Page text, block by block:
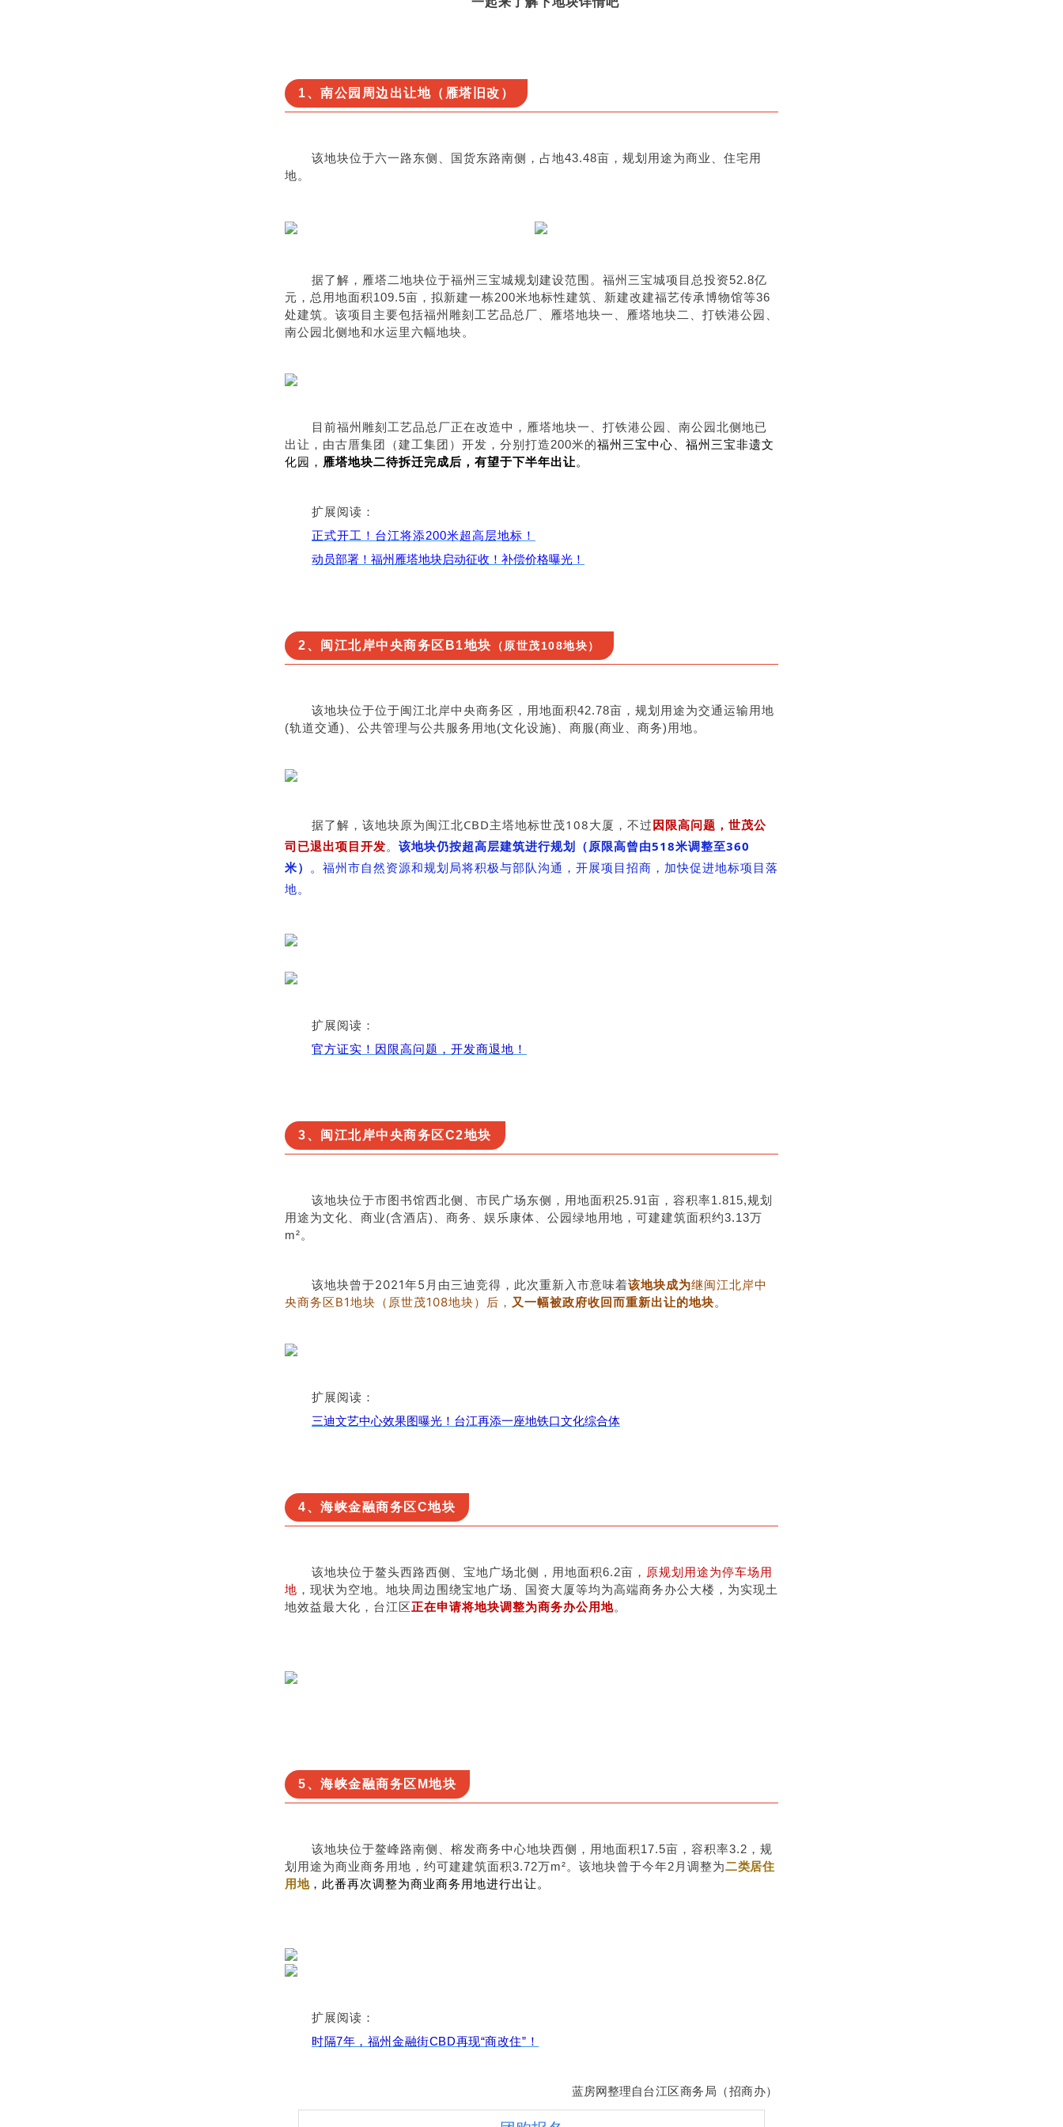
1、南公园周边出让地（雁塔旧改）
该地块位于六一路东侧、国货东路南侧，占地43.48亩，规划用途为商业、住宅用
地。
据了解，雁塔二地块位于福州三宝城规划建设范围。福州三宝城项目总投资52.8亿
元，总用地面积109.5亩，拟新建一栋200米地标性建筑、新建改建福艺传承博物馆等36
处建筑。该项目主要包括福州雕刻工艺品总厂、雁塔地块一、雁塔地块二、打铁港公园、
南公园北侧地和水运里六幅地块。
目前福州雕刻工艺品总厂正在改造中，雁塔地块一、打铁港公园、南公园北侧地已
出让，由古厝集团（建工集团）开发，分别打造200米的福州三宝中心、福州三宝非遗文
化园， 雁塔地块二待拆迁完成后，有望于下半年出让。
扩展阅读：
正式开工！台江将添200米超高层地标！
动员部署！福州雁塔地块启动征收！补偿价格曝光！
2、闽江北岸中央商务区B1地块 （原世茂108地块）
该地块位于位于闽江北岸中央商务区，用地面积42.78亩，规划用途为交通运输用地
(轨道交通)、公共管理与公共服务用地(文化设施)、商服(商业、商务)用地。
据了解，该地块原为闽江北CBD主塔地标世茂108大厦，不过因限高问题，世茂公
司已退出项目开发。 该地块仍按超高层建筑进行规划（原限高曾由518米调整至360
米） 。 福州市自然资源和规划局将积极与部队沟通，开展项目招商，加快促进地标项目落
地。
扩展阅读：
官方证实！因限高问题，开发商退地！
3、闽江北岸中央商务区C2地块
该地块位于市图书馆西北侧、市民广场东侧，用地面积25.91亩，容积率1.815,规划
用途为文化、商业(含酒店)、商务、娱乐康体、公园绿地用地，可建建筑面积约3.13万
m²。
该地块曾于2021年5月由三迪竞得，此次重新入市意味着该地块成为继闽江北岸中
央商务区B1地块（原世茂108地块）后， 又一幅被政府收回而重新出让的地块。
扩展阅读：
三迪文艺中心效果图曝光！台江再添一座地铁口文化综合体
4、海峡金融商务区C地块
该地块位于鳌头西路西侧、宝地广场北侧，用地面积6.2亩 ，原规划用途为停车场用
地 ，现状为空地。地块周边围绕宝地广场、国资大厦等均为高端商务办公大楼，为实现土
地效益最大化，台江区正在申请将地块调整为商务办公用地。
5、海峡金融商务区M地块
该地块位于鳌峰路南侧、榕发商务中心地块西侧，用地面积17.5亩，容积率3.2，规
划用途为商业商务用地，约可建建筑面积3.72万m²。 该地块曾于今年2月调整为二类居住
用地，此番再次调整为商业商务用地进行出让。
扩展阅读：
时隔7年，福州金融街CBD再现“商改住”！
蓝房网整理自台江区商务局（招商办）